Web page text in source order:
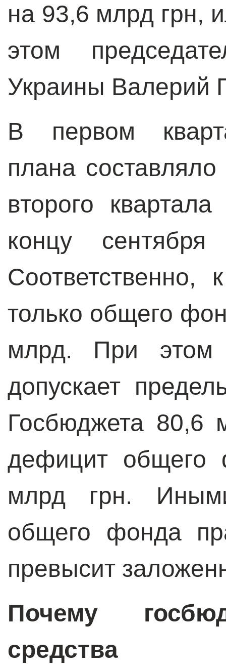
на 93,6 млрд грн,
этом
Украины Валерий
В первом
плана
второго
концу
Соответственно,
только общего
млрд. При этом
допускает
Госбюджета 80,6
дефицит
млрд грн.
общего фонда
превысит
Почему
средства